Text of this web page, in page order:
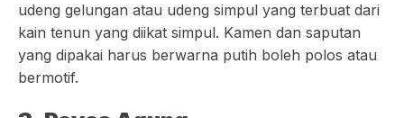
udeng gelungan atau udeng simpul yang terbuat dari
kain tenun yang diikat simpul. Kamen dan saputan
yang dipakai harus berwarna putih boleh polos atau
bermotif.